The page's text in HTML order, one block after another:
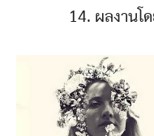
14. ผลงานโ